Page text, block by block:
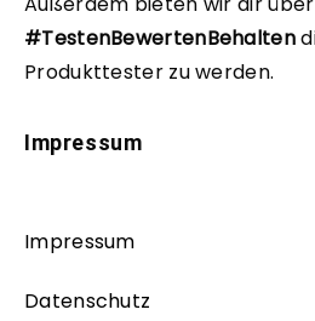
#TestenBewertenBehalten
Produkttester zu werden.
Impressum
Impressum
Datenschutz